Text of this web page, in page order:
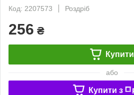
Код: 2207573
Роздріб
256 ₴
Купити
або
Купити з